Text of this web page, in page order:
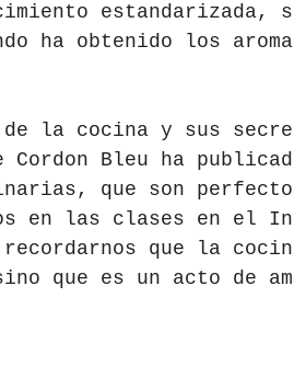
estandarizada,
ha obtenido los
de la cocina y sus
Cordon Bleu ha
que son
en las clases en el
que la
que es un acto de